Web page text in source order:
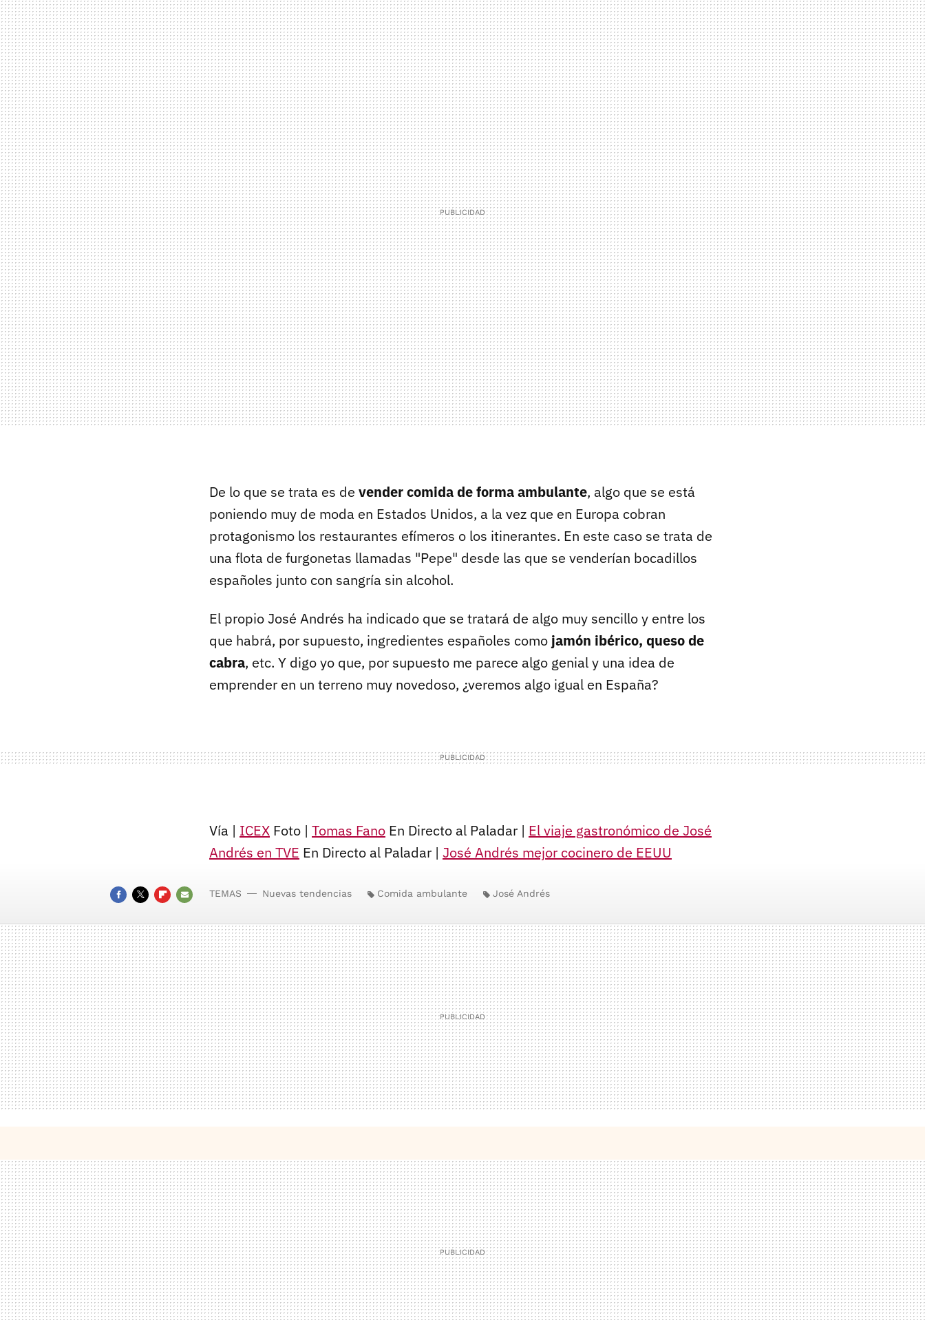
De lo que se trata es de vender comida de forma ambulante, algo que se está
poniendo muy de moda en Estados Unidos, a la vez que en Europa cobran
protagonismo los restaurantes efímeros o los itinerantes. En este caso se trata de
una flota de furgonetas llamadas "Pepe" desde las que se venderían bocadillos
españoles junto con sangría sin alcohol.
El propio José Andrés ha indicado que se tratará de algo muy sencillo y entre los
que habrá, por supuesto, ingredientes españoles como jamón ibérico, queso de
cabra, etc. Y digo yo que, por supuesto me parece algo genial y una idea de
emprender en un terreno muy novedoso, ¿veremos algo igual en España?
Vía | ICEX Foto | Tomas Fano En Directo al Paladar | El viaje gastronómico de José
Andrés en TVE En Directo al Paladar | José Andrés mejor cocinero de EEUU
MAIL
TEMAS Nuevas tendencias Comida ambulante José Andrés